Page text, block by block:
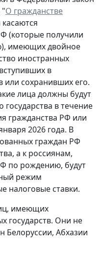
"О гражданстве
(которые получили
имеющих двойное
иностранных
в
или сохранивших его.
лица должны будут
государства в течение
гражданства РФ или
2026 года. В
граждан РФ
а к россиянам,
по рождению, будут
режим
налоговые ставки.
имеющих
государств. Они не
Белоруссии, Абхазии